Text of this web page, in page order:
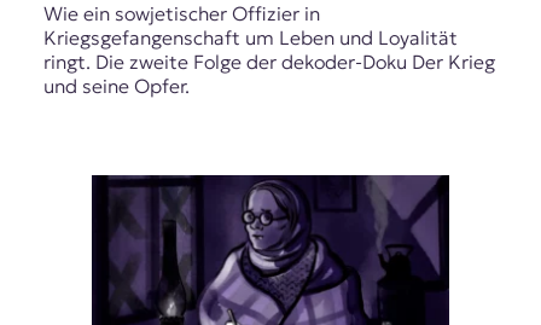
Wie ein sowjetischer Offizier in
Kriegsgefangenschaft um Leben und Loyalität
ringt. Die zweite Folge der dekoder-Doku Der Krieg
und seine Opfer.